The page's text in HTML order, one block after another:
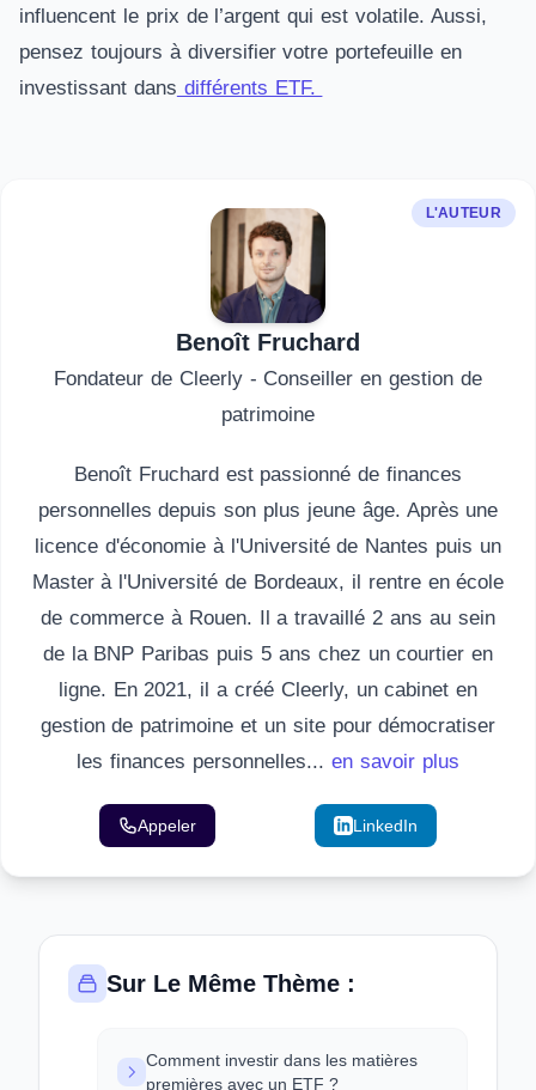
influencent le prix de l’argent qui est volatile. Aussi,
pensez toujours à diversifier votre portefeuille en
investissant dans différents ETF.
L'AUTEUR
Benoît Fruchard
Fondateur de Cleerly - Conseiller en gestion de
patrimoine
Benoît Fruchard est passionné de finances
personnelles depuis son plus jeune âge. Après une
licence d'économie à l'Université de Nantes puis un
Master à l'Université de Bordeaux, il rentre en école
de commerce à Rouen. Il a travaillé 2 ans au sein
de la BNP Paribas puis 5 ans chez un courtier en
ligne. En 2021, il a créé Cleerly, un cabinet en
gestion de patrimoine et un site pour démocratiser
les finances personnelles... en savoir plus
Appeler LinkedIn
Sur Le Même Thème :
Comment investir dans les matières
premières avec un ETF ?